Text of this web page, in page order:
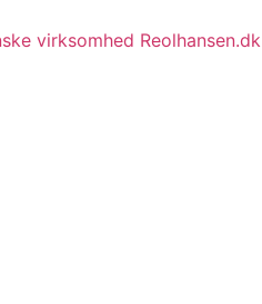
virksomhed Reolhansen.dk